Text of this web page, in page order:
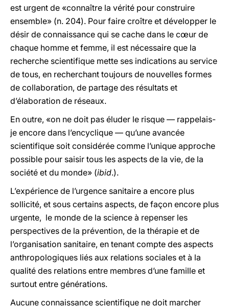
est urgent de «connaître la vérité pour construire
ensemble» (n. 204). Pour faire croître et développer le
désir de connaissance qui se cache dans le cœur de
chaque homme et femme, il est nécessaire que la
recherche scientifique mette ses indications au service
de tous, en recherchant toujours de nouvelles formes
de collaboration, de partage des résultats et
d’élaboration de réseaux.
En outre, «on ne doit pas éluder le risque — rappelais-
je encore dans l’encyclique — qu’une avancée
scientifique soit considérée comme l’unique approche
possible pour saisir tous les aspects de la vie, de la
société et du monde» (ibid.).
L’expérience de l’urgence sanitaire a encore plus
sollicité, et sous certains aspects, de façon encore plus
urgente, le monde de la science à repenser les
perspectives de la prévention, de la thérapie et de
l’organisation sanitaire, en tenant compte des aspects
anthropologiques liés aux relations sociales et à la
qualité des relations entre membres d’une famille et
surtout entre générations.
Aucune connaissance scientifique ne doit marcher